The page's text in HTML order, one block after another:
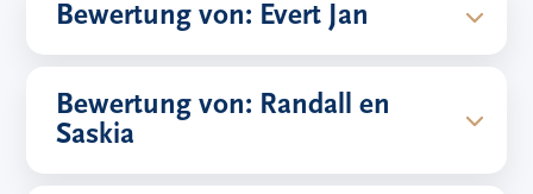
Bewertung von: Evert Jan
Bewertung von: Randall en
Saskia